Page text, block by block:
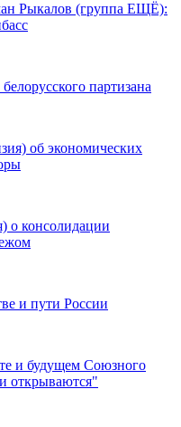
Рыкалов (группа ЕЩЁ):
партизана
об экономических
о консолидации
и пути России
и будущем Союзного
открываются"